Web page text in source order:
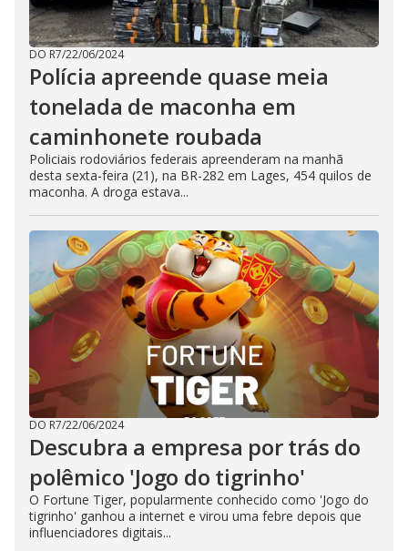
DO R7/22/06/2024
Polícia apreende quase meia
tonelada de maconha em
caminhonete roubada
Policiais rodoviários federais apreenderam na manhã
desta sexta-feira (21), na BR-282 em Lages, 454 quilos de
maconha. A droga estava...
DO R7/22/06/2024
Descubra a empresa por trás do
polêmico 'Jogo do tigrinho'
O Fortune Tiger, popularmente conhecido como 'Jogo do
tigrinho' ganhou a internet e virou uma febre depois que
influenciadores digitais...